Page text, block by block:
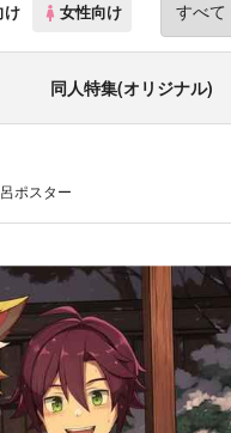
け 女性向け
同人特集(オリジナル)
ポスター